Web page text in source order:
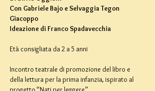
Con Gabriele Bajo e Selvaggia Tegon
Giacoppo
Ideazione di Franco Spadavecchia
Età consigliata da 2 a 5 anni
Incontro teatrale di promozione del libro e
della lettura per la prima infanzia, ispirato al